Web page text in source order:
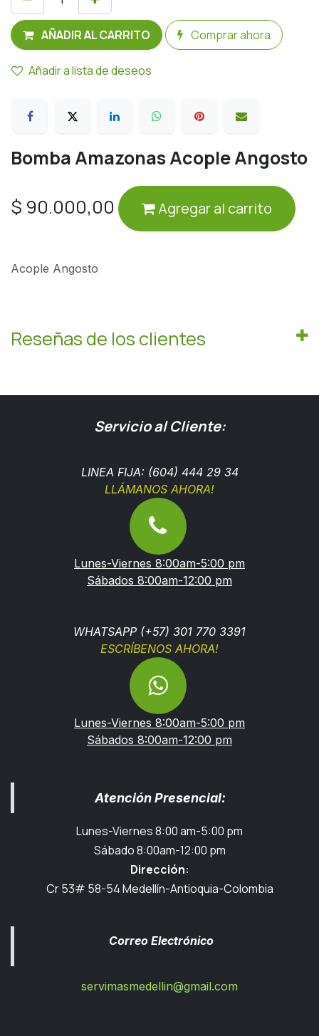
AÑADIR AL CARRITO Comprar ahora
Añadir a lista de deseos
Bomba Amazonas Acople Angosto
$ 90.000,00 Agregar al carrito
Acople Angosto
Reseñas de los clientes
Servicio al Cliente:
LINEA FIJA: (604) 444 29 34
LLÁMANOS AHORA!
Lunes-Viernes 8:00am-5:00 pm
Sábados 8:00am-12:00 pm
WHATSAPP (+57) 301 770 3391
ESCRÍBENOS AHORA!
Lunes-Viernes 8:00am-5:00 pm
Sábados 8:00am-12:00 pm
Atención Presencial:
Lunes-Viernes 8:00 am-5:00 pm
Sábado 8:00am-12:00 pm
Dirección:
Cr 53# 58-54 Medellín-Antioquia-Colombia
Correo Electrónico
servimasmedellin@gmail.com